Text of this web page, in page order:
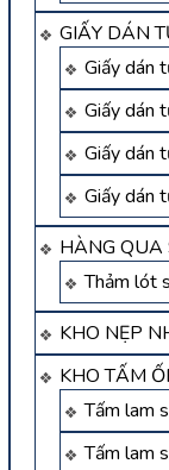
GIẤY DÁN
Giấy dán
Giấy dán
Giấy dán
Giấy dán
HÀNG QUA
Thảm lót
KHO NẸP
KHO TẤM
Tấm lam
Tấm lam